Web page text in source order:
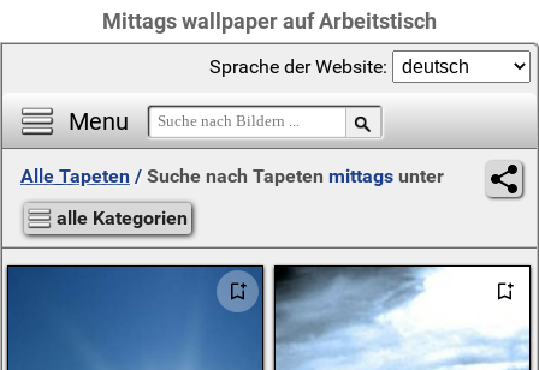
Mittags wallpaper auf Arbeitstisch
Menu
Sprache der Website:
Alle Tapeten / Suche nach Tapeten mittags unter
alle Kategorien